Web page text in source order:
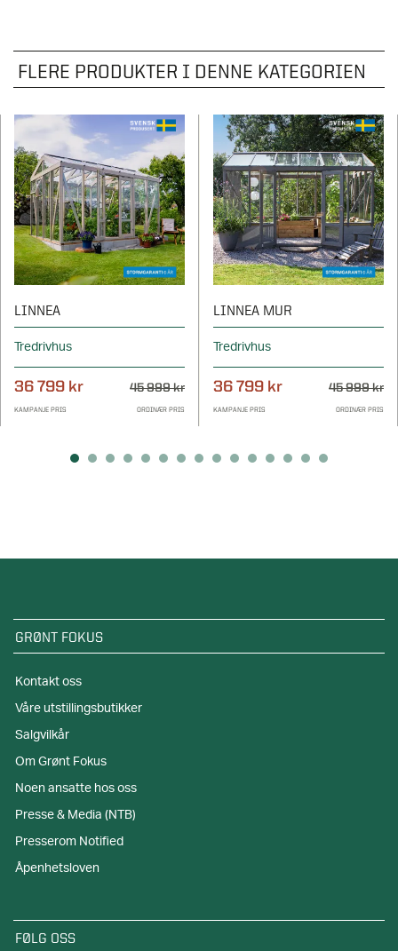
FLERE PRODUKTER I DENNE KATEGORIEN
LINNEA
Tredrivhus
36 799 kr 45 999 kr
KAMPANJE PRIS ORDINÆR PRIS
LINNEA MUR
Tredrivhus
36 799 kr 45 999 kr
KAMPANJE PRIS ORDINÆR PRIS
GRØNT FOKUS
Kontakt oss
Våre utstillingsbutikker
Salgvilkår
Om Grønt Fokus
Noen ansatte hos oss
Presse & Media (NTB)
Presserom Notified
Åpenhetsloven
FØLG OSS